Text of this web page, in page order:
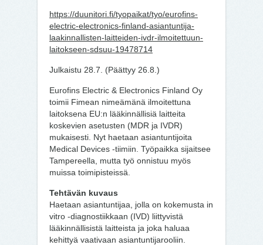
https://duunitori.fi/tyopaikat/tyo/eurofins-
electric-electronics-finland-asiantuntija-
laakinnallisten-laitteiden-ivdr-ilmoitettuun-
laitokseen-sdsuu-19478714
Julkaistu 28.7. (Päättyy 26.8.)
Eurofins Electric & Electronics Finland Oy
toimii Fimean nimeämänä ilmoitettuna
laitoksena EU:n lääkinnällisiä laitteita
koskevien asetusten (MDR ja IVDR)
mukaisesti. Nyt haetaan asiantuntijoita
Medical Devices -tiimiin. Työpaikka sijaitsee
Tampereella, mutta työ onnistuu myös
muissa toimipisteissä.
Tehtävän kuvaus
Haetaan asiantuntijaa, jolla on kokemusta in
vitro -diagnostiikkaan (IVD) liittyvistä
lääkinnällisistä laitteista ja joka haluaa
kehittyä vaativaan asiantuntijarooliin.